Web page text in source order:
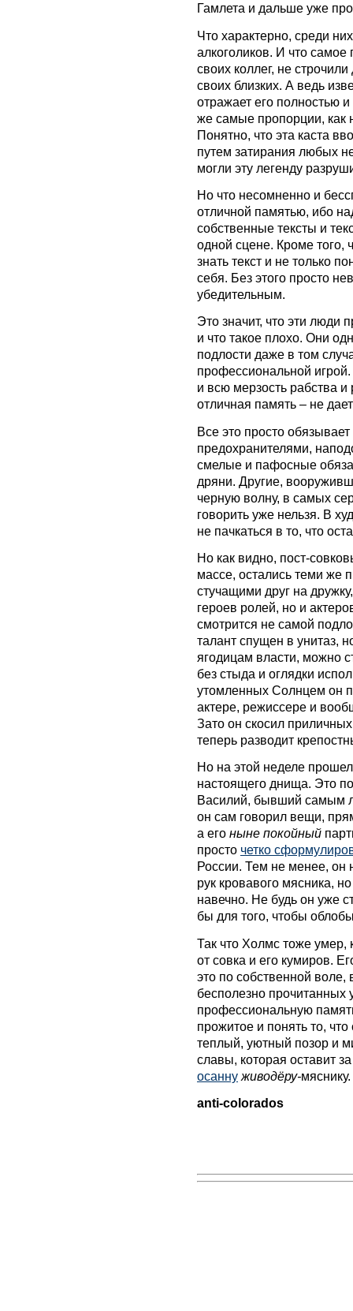
Гамлета и дальше уже
Что характерно, среди
алкоголиков. И что самое
своих коллег, не
своих близких. А ведь
отражает его полностью
же самые пропорции, как
Понятно, что эта каста
путем затирания любых
могли эту легенду
Но что несомненно и
отличной памятью, ибо
собственные тексты и
одной сцене. Кроме того,
знать текст и не только
себя. Без этого просто
убедительным.
Это значит, что эти люди
и что такое плохо. Они
подлости даже в том
профессиональной
и всю мерзость рабства
отличная память – не
Все это просто
предохранителями,
смелые и пафосные
дряни. Другие,
черную волну, в самых
говорить уже нельзя. В
не пачкаться в то, что
Но как видно, пост-
массе, остались теми же
стучащими друг на
героев ролей, но и
смотрится не самой
талант спущен в унитаз,
ягодицам власти, можно
без стыда и оглядки
утомленных Солнцем он
актере, режиссере и
Зато он скосил
теперь разводит
Но на этой неделе
настоящего днища. Это
Василий, бывший самым
он сам говорил вещи,
а его ныне покойный
просто четко
России. Тем не менее, он
рук кровавого мясника,
навечно. Не будь он уже
бы для того, чтобы
Так что Холмс тоже умер,
от совка и его кумиров.
это по собственной
бесполезно прочитанных
профессиональную
прожитое и понять то,
теплый, уютный позор и
славы, которая оставит
осанну живодёру-мяснику.
anti-colorados